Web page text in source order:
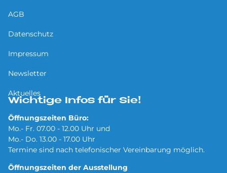
AGB
Datenschutz
Impressum
Newsletter
Aktuelles
Wichtige Infos für Sie!
Öffnungszeiten Büro:
Mo.- Fr. 07.00 - 12.00 Uhr und
Mo.- Do. 13.00 - 17.00 Uhr
Termine sind nach telefonischer Vereinbarung möglich.
Öffnungszeiten der Ausstellung